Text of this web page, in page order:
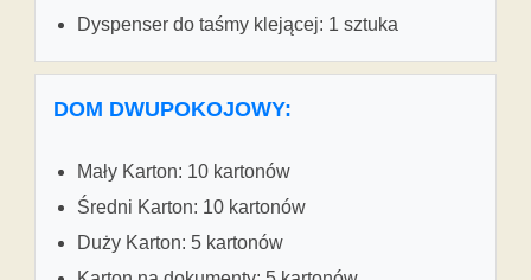
Dyspenser do taśmy klejącej: 1 sztuka
DOM DWUPOKOJOWY:
Mały Karton: 10 kartonów
Średni Karton: 10 kartonów
Duży Karton: 5 kartonów